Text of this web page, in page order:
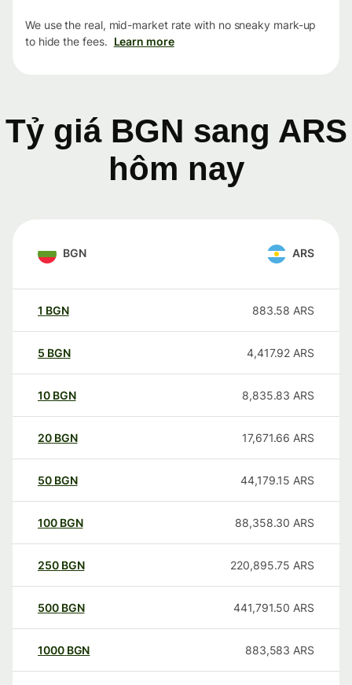
We use the real, mid-market rate with no sneaky mark-up
to hide the fees. Learn more
Tỷ giá BGN sang ARS
hôm nay
BGN ARS
1 BGN 883.58 ARS
5 BGN 4,417.92 ARS
10 BGN 8,835.83 ARS
20 BGN 17,671.66 ARS
50 BGN 44,179.15 ARS
100 BGN 88,358.30 ARS
250 BGN 220,895.75 ARS
500 BGN 441,791.50 ARS
1000 BGN 883,583 ARS